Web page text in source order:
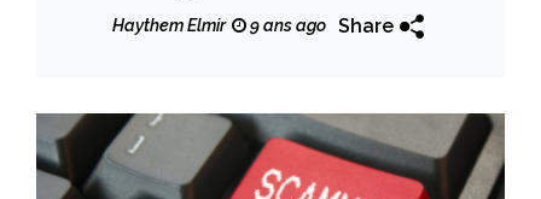
Haythem Elmir 9 ans ago Share